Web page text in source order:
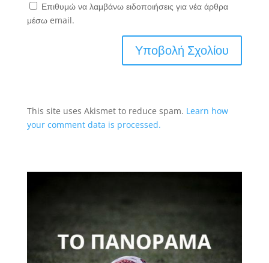
Επιθυμώ να λαμβάνω ειδοποιήσεις για νέα άρθρα
μέσω email.
This site uses Akismet to reduce spam. Learn how
your comment data is processed.